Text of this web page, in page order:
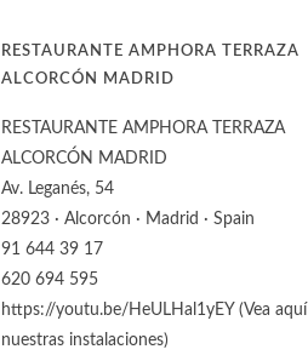
RESTAURANTE AMPHORA TERRAZA
ALCORCÓN MADRID
RESTAURANTE AMPHORA TERRAZA
ALCORCÓN MADRID
Av. Leganés, 54
28923 · Alcorcón · Madrid · Spain
91 644 39 17
620 694 595
https://youtu.be/HeULHal1yEY (Vea aquí
nuestras instalaciones)